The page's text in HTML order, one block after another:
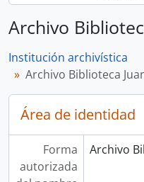
Archivo
Institución archivística
Archivo Biblioteca
Área de identidad
Forma
autorizada
Archivo